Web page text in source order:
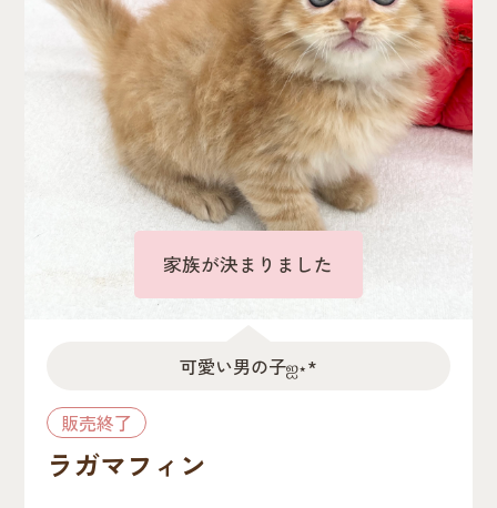
家族が決まりました
可愛い男の子‪ஐ‬⋆*
販売終了
ラガマフィン